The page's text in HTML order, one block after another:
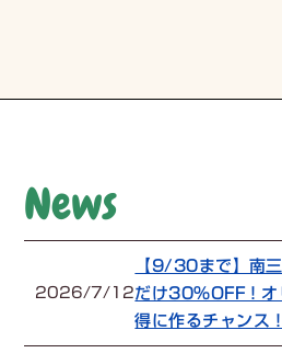
News
2026/7/12
【9/30まで】南
だけ30%OFF！
得に作るチャンス